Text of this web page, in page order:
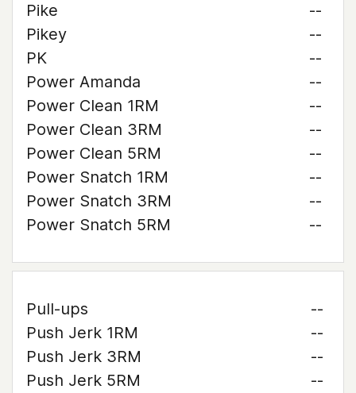
Pike
--
Pikey
--
PK
--
Power Amanda
--
Power Clean 1RM
--
Power Clean 3RM
--
Power Clean 5RM
--
Power Snatch 1RM
--
Power Snatch 3RM
--
Power Snatch 5RM
--
Pull-ups
--
Push Jerk 1RM
--
Push Jerk 3RM
--
Push Jerk 5RM
--